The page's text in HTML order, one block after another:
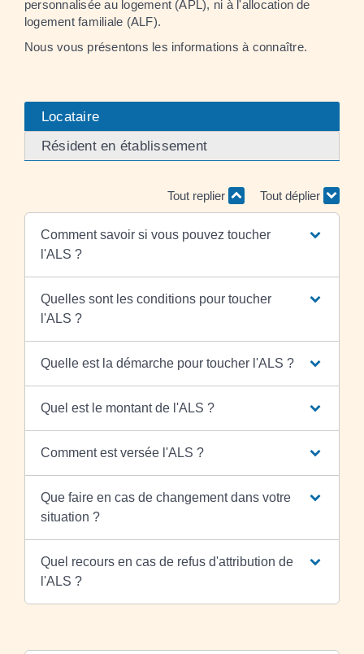
personnalisée au logement (APL), ni à l'allocation de
logement familiale (ALF).
Nous vous présentons les informations à connaître.
Locataire
Résident en établissement
Tout replier Tout déplier
Comment savoir si vous pouvez toucher
l'ALS ?
Quelles sont les conditions pour toucher
l'ALS ?
Quelle est la démarche pour toucher l'ALS ?
Quel est le montant de l'ALS ?
Comment est versée l'ALS ?
Que faire en cas de changement dans votre
situation ?
Quel recours en cas de refus d'attribution de
l'ALS ?